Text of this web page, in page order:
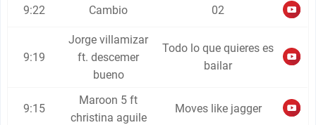
9:22 Cambio 02
9:19
Jorge villamizar
ft. descemer
bueno
Todo lo que quieres es
bailar
9:15
Maroon 5 ft
christina aguile
Moves like jagger